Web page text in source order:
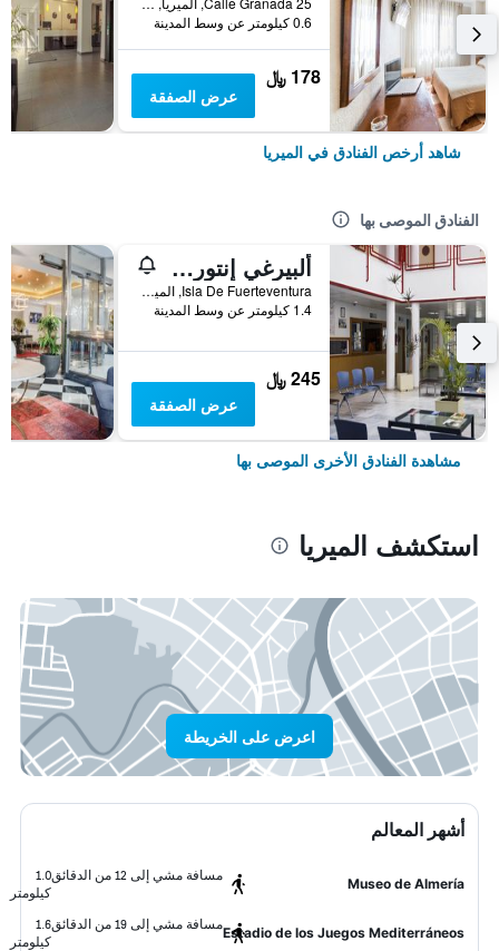
0.6 كيلومتر عن وسط المدينة
178 ﷼
عرض الصفقة
شاهد أرخص الفنادق في الميريا
الفنادق الموصى بها
ألبيرغي إنتورغوفن ألمريا
Isla De Fuerteventura, الميريا, منطقة أندلوسيا, أسبانيا
1.4 كيلومتر عن وسط المدينة
245 ﷼
عرض الصفقة
مشاهدة الفنادق الأخرى الموصى بها
استكشف الميريا
اعرض على الخريطة
أشهر المعالم
Museo de Almería
مسافة مشي إلى 12 من الدقائق
1.0
كيلومتر
Estadio de los Juegos Mediterráneos
مسافة مشي إلى 19 من الدقائق
1.6
كيلومتر